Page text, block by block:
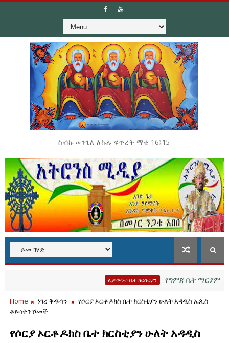
ስብኩ ወንጌለ ለኩሉ ፍጥረት ማቴ 16፤15
ሊቃውንተ ቤተ ክርስቲያን የግምጃ ቤት ማርያም የሐዲሳት
Home ነገረ ቅዱሳን
የሶርያ ኦርቶዶክስ ቤተ ክርስቲያን ሁለት አዳዲስ ኤጲስ
ቆጶሳትን ሾመች
የሶርያ ኦርቶዶክስ ቤተ ክርስቲያን ሁለት አዳዲስ